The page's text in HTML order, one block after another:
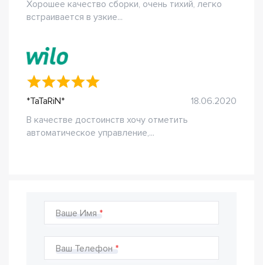
Хорошее качество сборки, очень тихий, легко
встраивается в узкие...
*TaTaRiN*
18.06.2020
В качестве достоинств хочу отметить
автоматическое управление,...
Ваше Имя
Ваш Телефон